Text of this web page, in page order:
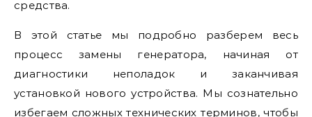
средства.
В этой статье мы подробно разберем весь
процесс замены генератора, начиная от
диагностики неполадок и заканчивая
установкой нового устройства. Мы сознательно
избегаем сложных технических терминов, чтобы